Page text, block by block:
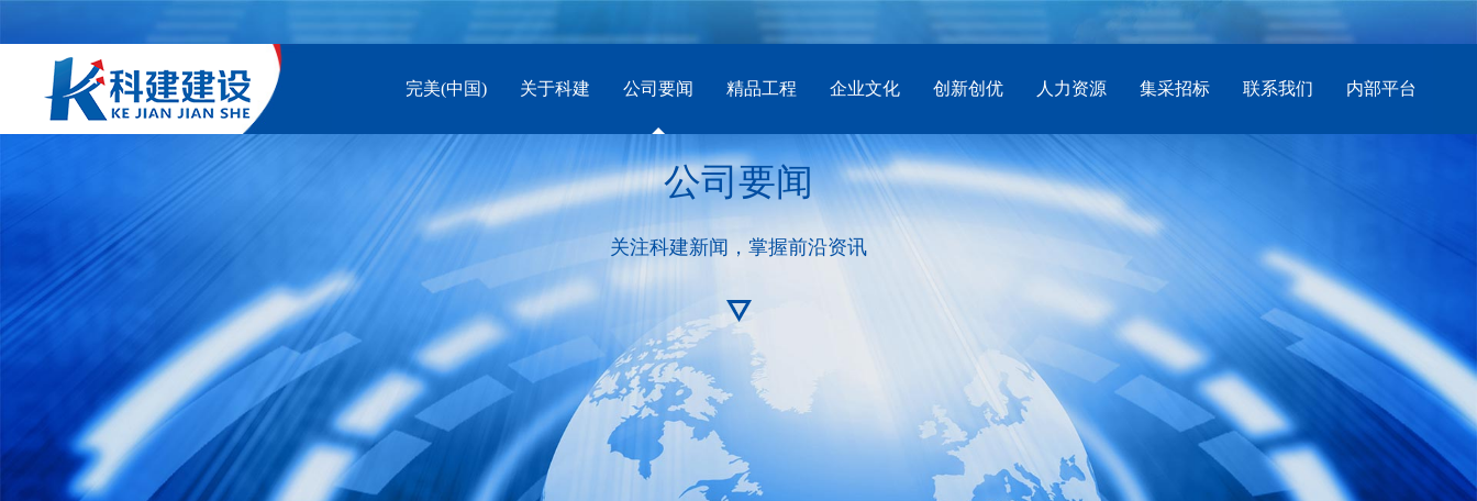
内部平台
联系我们
集采招标
人力资源
创新创优
企业文化
精品工程
公司要闻
关于科建
完美(中国)
公司要闻
关注科建新闻，掌握前沿资讯